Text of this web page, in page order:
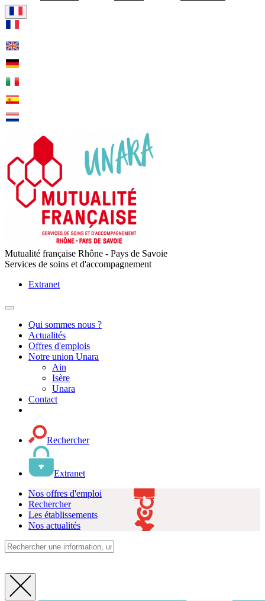
Mutualité française Rhône - Pays de Savoie
Services de soins et d'accompagnement
Extranet
MENU
PRINCIPALQui sommes nous ?
Actualités
Offres d'emplois
Notre union Unara
Ain
Isère
Unara
Contact
Rechercher
Extranet
Nos offres d'emploi
Rechercher
Les établissements
Nos actualités